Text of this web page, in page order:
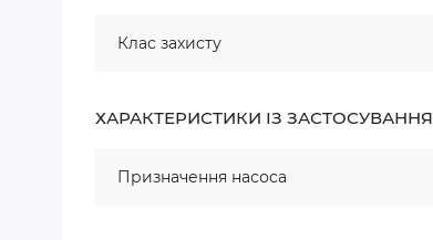
Клас захисту
ХАРАКТЕРИСТИКИ ІЗ ЗАСТОСУВАННЯ
Призначення насоса